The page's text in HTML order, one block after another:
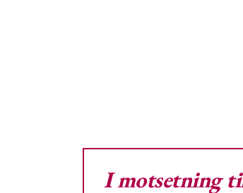
I motsetning